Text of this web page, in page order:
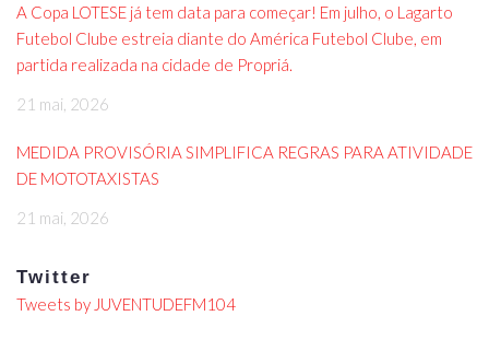
A Copa LOTESE já tem data para começar! Em julho, o Lagarto
Futebol Clube estreia diante do América Futebol Clube, em
partida realizada na cidade de Propriá.
21 mai, 2026
MEDIDA PROVISÓRIA SIMPLIFICA REGRAS PARA ATIVIDADE
DE MOTOTAXISTAS
21 mai, 2026
Twitter
Tweets by JUVENTUDEFM104